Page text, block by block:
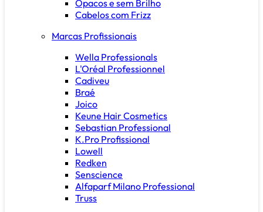
Opacos e sem Brilho
Cabelos com Frizz
Marcas Profissionais
Wella Professionals
L'Oréal Professionnel
Cadiveu
Braé
Joico
Keune Hair Cosmetics
Sebastian Professional
K.Pro Profissional
Lowell
Redken
Senscience
Alfaparf Milano Professional
Truss